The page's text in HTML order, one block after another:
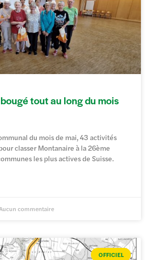
tout au long du mois
du mois de mai, 43 activités
classer Montanaire à la 26ème
les plus actives de Suisse.
commentaire
OFFICIEL